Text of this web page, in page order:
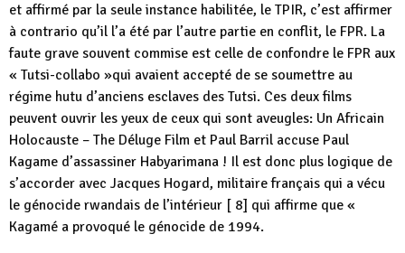
et affirmé par la seule instance habilitée, le TPIR, c’est affirmer
à contrario qu’il l’a été par l’autre partie en conflit, le FPR. La
faute grave souvent commise est celle de confondre le FPR aux
« Tutsi-collabo »qui avaient accepté de se soumettre au
régime hutu d’anciens esclaves des Tutsi. Ces deux films
peuvent ouvrir les yeux de ceux qui sont aveugles: Un Africain
Holocauste – The Déluge Film et Paul Barril accuse Paul
Kagame d’assassiner Habyarimana ! Il est donc plus logique de
s’accorder avec Jacques Hogard, militaire français qui a vécu
le génocide rwandais de l’intérieur [ 8] qui affirme que «
Kagamé a provoqué le génocide de 1994.